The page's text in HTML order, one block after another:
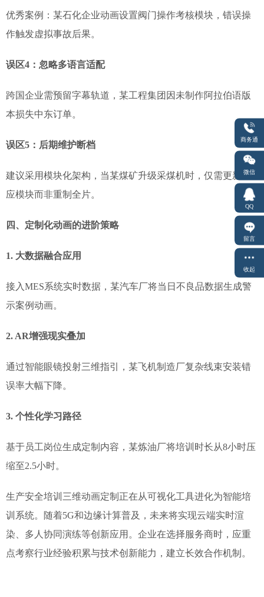
优秀案例：某石化企业动画设置阀门操作考核模块，错误操
作触发虚拟事故后果。
误区4：忽略多语言适配
跨国企业需预留字幕轨道，某工程集团因未制作阿拉伯语版
本损失中东订单。
误区5：后期维护断档
建议采用模块化架构，当某煤矿升级采煤机时，仅需更新对
应模块而非重制全片。
四、定制化动画的进阶策略
1. 大数据融合应用
接入MES系统实时数据，某汽车厂将当日不良品数据生成警
示案例动画。
2. AR增强现实叠加
通过智能眼镜投射三维指引，某飞机制造厂复杂线束安装错
误率大幅下降。
3. 个性化学习路径
基于员工岗位生成定制内容，某炼油厂将培训时长从8小时压
缩至2.5小时。
生产安全培训三维动画定制正在从可视化工具进化为智能培
训系统。随着5G和边缘计算普及，未来将实现云端实时渲
染、多人协同演练等创新应用。企业在选择服务商时，应重
点考察行业经验积累与技术创新能力，建立长效合作机制。
商务通
微信
QQ
留言
收起